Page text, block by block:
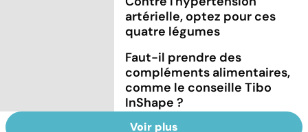
artérielle, optez pour ces
quatre légumes
Faut-il prendre des
compléments alimentaires,
comme le conseille Tibo
InShape ?
Voir plus